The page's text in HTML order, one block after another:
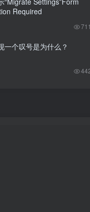
Required
一个叹号是为什么？